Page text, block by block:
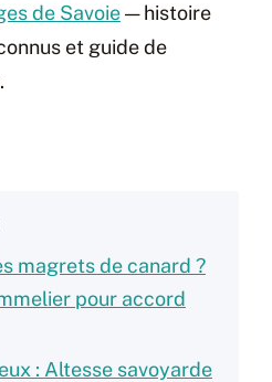
de Savoie— histoire
et guide de
magrets de canard ?
pour accord
: Altesse savoyarde